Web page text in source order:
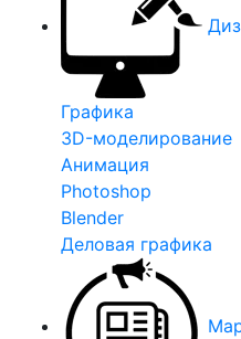
Графика
3D-моделирование
Анимация
Photoshop
Blender
Деловая графика